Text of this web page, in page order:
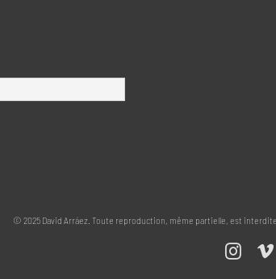
© 2025 David Arráez. Toute reproduction, même partielle, est